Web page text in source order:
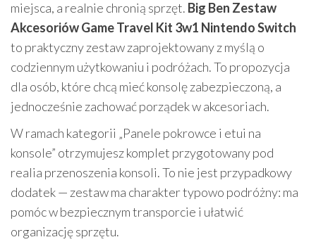
miejsca, a realnie chronią sprzęt. Big Ben Zestaw
Akcesoriów Game Travel Kit 3w1 Nintendo Switch
to praktyczny zestaw zaprojektowany z myślą o
codziennym użytkowaniu i podróżach. To propozycja
dla osób, które chcą mieć konsolę zabezpieczoną, a
jednocześnie zachować porządek w akcesoriach.
W ramach kategorii „Panele pokrowce i etui na
konsole” otrzymujesz komplet przygotowany pod
realia przenoszenia konsoli. To nie jest przypadkowy
dodatek — zestaw ma charakter typowo podróżny: ma
pomóc w bezpiecznym transporcie i ułatwić
organizację sprzętu.